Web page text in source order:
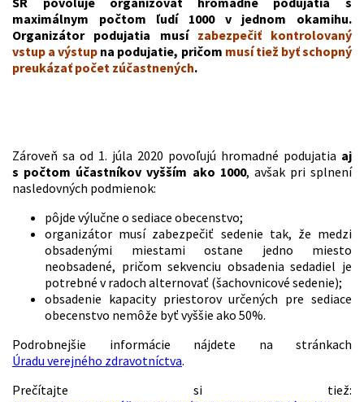
maximálnym počtom ľudí 1000 v jednom okamihu.
Organizátor podujatia musí zabezpečiť kontrolovaný
vstup a výstup na podujatie, pričom musí tiež byť schopný
preukázať počet zúčastnených.
Zároveň sa od 1. júla 2020 povoľujú hromadné podujatia aj
s počtom účastníkov vyšším ako 1000, avšak pri splnení
nasledovných podmienok:
pôjde výlučne o sediace obecenstvo;
organizátor musí zabezpečiť sedenie tak, že medzi
obsadenými miestami ostane jedno miesto
neobsadené, pričom sekvenciu obsadenia sedadiel je
potrebné v radoch alternovať (šachovnicové sedenie);
obsadenie kapacity priestorov určených pre sediace
obecenstvo nemôže byť vyššie ako 50%.
Podrobnejšie informácie nájdete na stránkach
Úradu verejného zdravotníctva.
Prečítajte si tiež: